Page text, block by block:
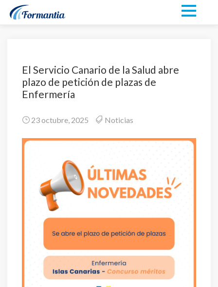
El Servicio Canario de la Salud abre
plazo de petición de plazas de
Enfermería
23 octubre, 2025 Noticias